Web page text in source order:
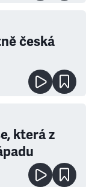
česká
která z